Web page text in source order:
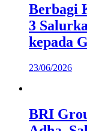
Berbagi
3
kepada
23/06/2026
BRI